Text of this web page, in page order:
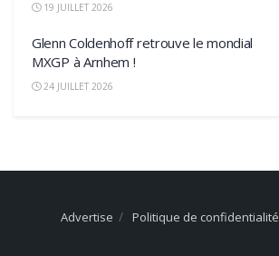
19 JUILLET 2026
Glenn Coldenhoff retrouve le mondial
MXGP à Arnhem !
24 JUILLET 2026
Advertise Politique de confidentialité